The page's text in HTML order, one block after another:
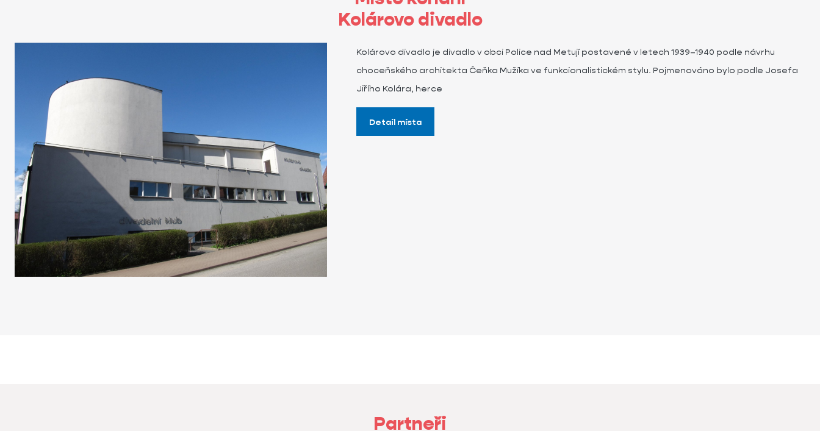
Kolárovo divadlo
Kolárovo divadlo je divadlo v obci Police nad Metují postavené v letech 1939–1940 podle návrhu
choceňského architekta Čeňka Mužíka ve funkcionalistickém stylu. Pojmenováno bylo podle Josefa
Jiřího Kolára, herce
Detail místa
Partneři